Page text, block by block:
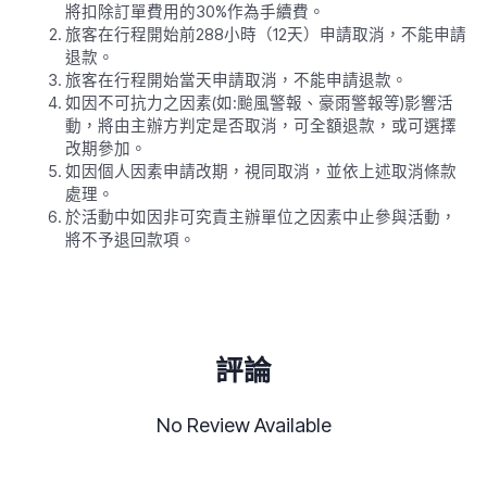
將扣除訂單費用的30%作為手續費。
旅客在行程開始前288小時（12天）申請取消，不能申請
退款。
旅客在行程開始當天申請取消，不能申請退款。
如因不可抗力之因素(如:颱風警報、豪雨警報等)影響活
動，將由主辦方判定是否取消，可全額退款，或可選擇
改期參加。
如因個人因素申請改期，視同取消，並依上述取消條款
處理。
於活動中如因非可究責主辦單位之因素中止參與活動，
將不予退回款項。
評論
No Review Available